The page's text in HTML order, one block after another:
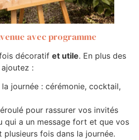
avec programme
décoratif et utile. En plus des
:
journée : cérémonie, cocktail,
pour rassurer vos invités
qui a un message fort et que vos
fois dans la journée.